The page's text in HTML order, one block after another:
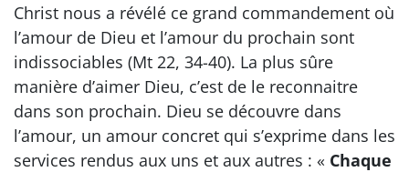
Christ nous a révélé ce grand commandement où
l’amour de Dieu et l’amour du prochain sont
indissociables (Mt 22, 34-40). La plus sûre
manière d’aimer Dieu, c’est de le reconnaitre
dans son prochain. Dieu se découvre dans
l’amour, un amour concret qui s’exprime dans les
services rendus aux uns et aux autres : « Chaque